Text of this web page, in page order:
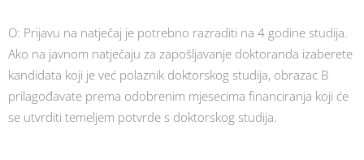
O: Prijavu na natječaj je potrebno razraditi na 4 godine studija.
Ako na javnom natječaju za zapošljavanje doktoranda izaberete
kandidata koji je već polaznik doktorskog studija, obrazac B
prilagođavate prema odobrenim mjesecima financiranja koji će
se utvrditi temeljem potvrde s doktorskog studija.